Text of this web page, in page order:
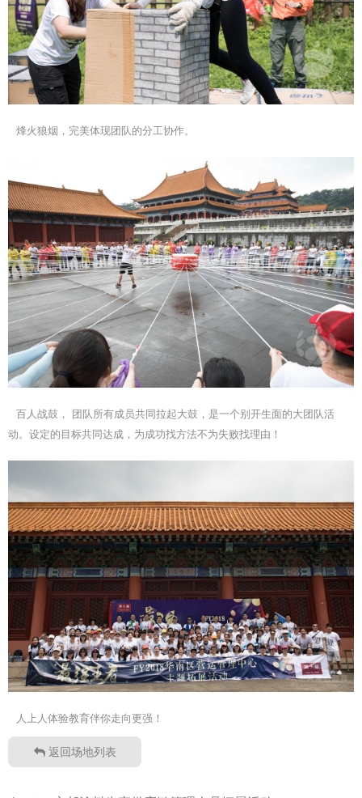
烽火狼烟，完美体现团队的分工协作。
百人战鼓， 团队所有成员共同拉起大鼓，是一个别开生面的大团队活
动。设定的目标共同达成，为成功找方法不为失败找理由！
人上人体验教育伴你走向更强！
返回场地列表